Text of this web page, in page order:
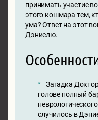
принимать участие
этого кошмара тем,
ума? Ответ на этот
Дэниелю.
Загадка
голове полный
случилось в